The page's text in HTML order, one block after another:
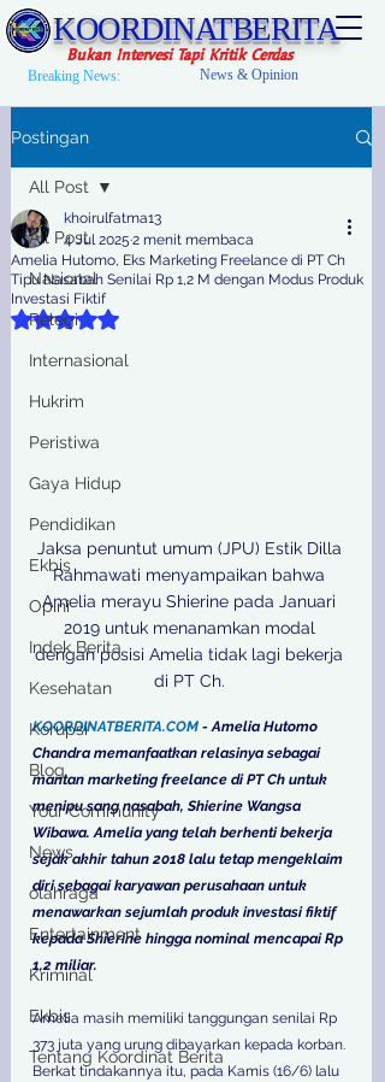
KOORDINATBERITA
Bukan Intervesi Tapi Kritik Cerdas
Breaking News: News & Opinion
Postingan
All Post
Nasional
Relegi
Internasional
Hukrim
Peristiwa
Gaya Hidup
Pendidikan
Ekbis
Opini
Indek Berita
Kesehatan
Korupsi
Blog
Your Community
News
olahraga
Entertainment
Kriminal
Ekbis
Tentang Koordinat Berita
All Post
Amelia Hutomo, Eks Marketing Freelance di PT Ch
Tipu Nasabah Senilai Rp 1,2 M dengan Modus Produk
Investasi Fiktif
khoirulfatma13
4 Jul 2025 2 menit membaca
Dinilai NaN dari 5 bintang.
Jaksa penuntut umum (JPU) Estik Dilla
Rahmawati menyampaikan bahwa
Amelia merayu Shierine pada Januari
2019 untuk menanamkan modal
dengan posisi Amelia tidak lagi bekerja
di PT Ch.
KOORDINATBERITA.COM - Amelia Hutomo
Chandra memanfaatkan relasinya sebagai
mantan marketing freelance di PT Ch untuk
menipu sang nasabah, Shierine Wangsa
Wibawa. Amelia yang telah berhenti bekerja
sejak akhir tahun 2018 lalu tetap mengeklaim
diri sebagai karyawan perusahaan untuk
menawarkan sejumlah produk investasi fiktif
kepada Shierine hingga nominal mencapai Rp
1,2 miliar.
Amelia masih memiliki tanggungan senilai Rp
373 juta yang urung dibayarkan kepada korban.
Berkat tindakannya itu, pada Kamis (16/6) lalu